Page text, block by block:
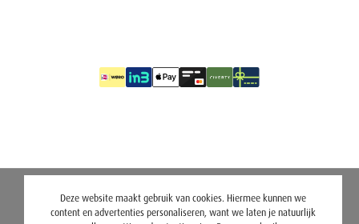
Deze website maakt gebruik van cookies. Hiermee kunnen we
content en advertenties personaliseren, want we laten je natuurlijk